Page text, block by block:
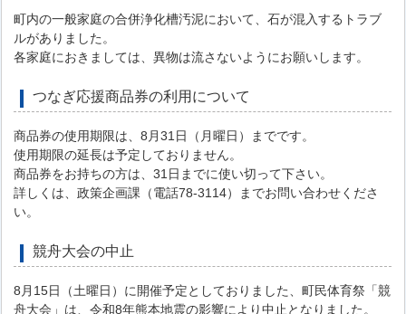
町内の一般家庭の合併浄化槽汚泥において、石が混入するトラブ
ルがありました。
各家庭におきましては、異物は流さないようにお願いします。
つなぎ応援商品券の利用について
商品券の使用期限は、8月31日（月曜日）までです。
使用期限の延長は予定しておりません。
商品券をお持ちの方は、31日までに使い切って下さい。
詳しくは、政策企画課（電話78-3114）までお問い合わせくださ
い。
競舟大会の中止
8月15日（土曜日）に開催予定としておりました、町民体育祭「競
舟大会」は、令和8年熊本地震の影響により中止となりました。